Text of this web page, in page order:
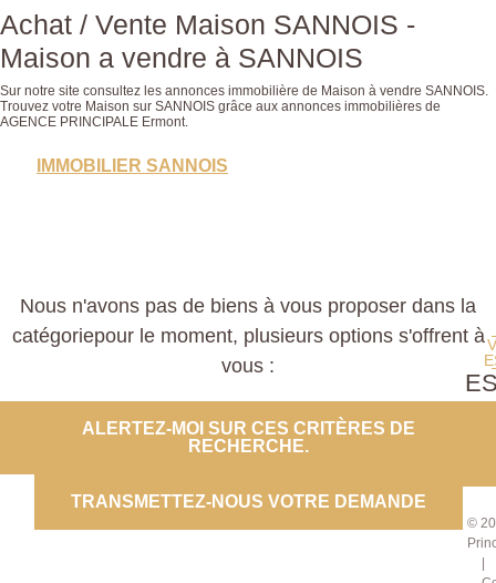
Achat / Vente Maison SANNOIS -
Maison a vendre à SANNOIS
Sur notre site consultez les annonces immobilière de Maison à vendre SANNOIS.
Trouvez votre Maison sur SANNOIS grâce aux annonces immobilières de
AGENCE PRINCIPALE Ermont.
IMMOBILIER SANNOIS
Nous n'avons pas de biens à vous proposer dans la
catégoriepour le moment, plusieurs options s'offrent à
vous :
ALERTEZ-MOI SUR CES CRITÈRES DE
RECHERCHE.
TRANSMETTEZ-NOUS VOTRE DEMANDE
©